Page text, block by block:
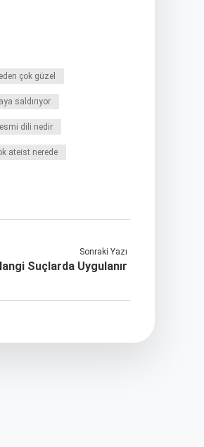
çok güzel
saldırıyor
dili nedir
ateist nerede
Sonraki Yazı
Suçlarda Uygulanır